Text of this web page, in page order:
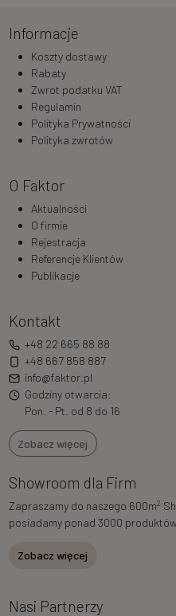
Informacje
Koszty dostawy
Rabaty
Zwrot podatku VAT
Regulamin
Polityka Prywatności
Polityka zwrotów
O Faktor
Aktualności
O firmie
Rejestracja
Referencje Klientów
Publikacje
Kontakt
+48 22 665 88 88
+48 667 858 887
info@faktor.pl
Godziny otwarcia:
Pon. - Pt. od 8 do 16
Zobacz więcej
Showroom dla Firm
Zapraszamy do naszego 600m2
posiadamy ponad 3000
Zobacz więcej
Nasi Partnerzy